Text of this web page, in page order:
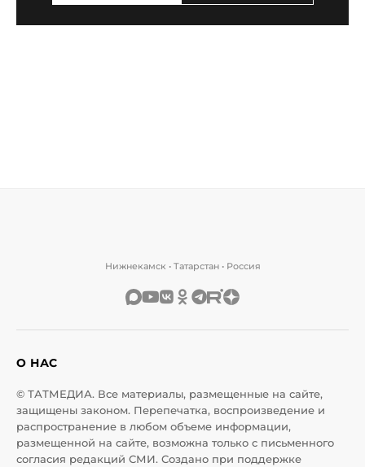
Нижнекамск • Татарстан • Россия
О НАС
© ТАТМЕДИА. Все материалы, размещенные на сайте,
защищены законом. Перепечатка, воспроизведение и
распространение в любом объеме информации,
размещенной на сайте, возможна только с письменного
согласия редакций СМИ. Создано при поддержке